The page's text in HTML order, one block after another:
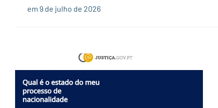
em 9 de julho de 2026